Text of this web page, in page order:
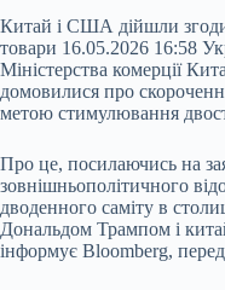
Китай і США дійшли
товари 16.05.2026 16:58
Міністерства комерції
домовилися про
метою стимулювання
Про це, посилаючись на
зовнішньополітичного
дводенного саміту в
Дональдом Трампом і
інформує Bloomberg,